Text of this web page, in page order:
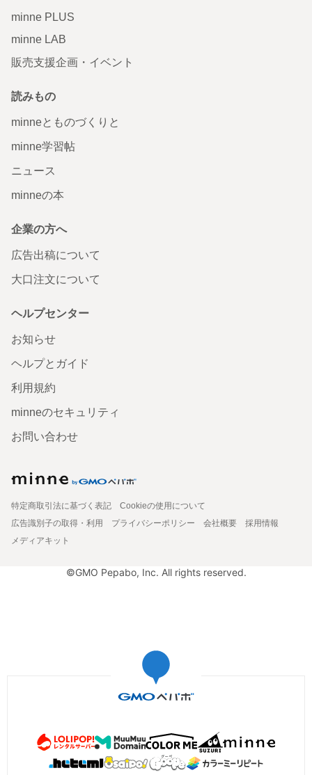
minne PLUS
minne LAB
販売支援企画・イベント
読みもの
minneとものづくりと
minne学習帖
ニュース
minneの本
企業の方へ
広告出稿について
大口注文について
ヘルプセンター
お知らせ
ヘルプとガイド
利用規約
minneのセキュリティ
お問い合わせ
特定商取引法に基づく表記
Cookieの使用について
広告識別子の取得・利用
プライバシーポリシー 会社概要
採用情報
メディアキット
©GMO Pepabo, Inc. All rights reserved.